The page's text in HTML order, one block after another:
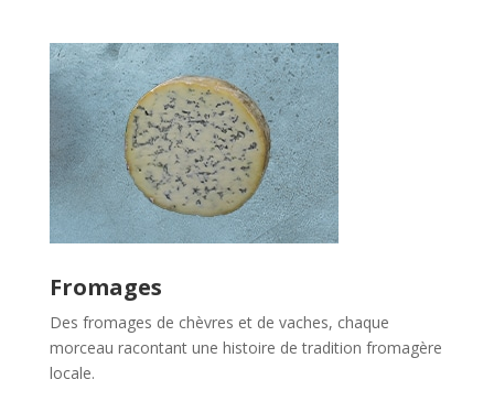
Fromages
Des fromages de chèvres et de vaches, chaque
morceau racontant une histoire de tradition fromagère
locale.